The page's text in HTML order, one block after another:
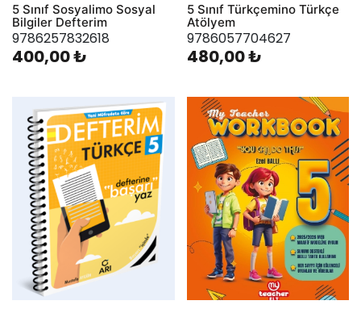
5 Sınıf Sosyalimo Sosyal
Bilgiler Defterim
9786257832618
400,00 ₺
5 Sınıf Türkçemino Türkçe
Atölyem
9786057704627
480,00 ₺